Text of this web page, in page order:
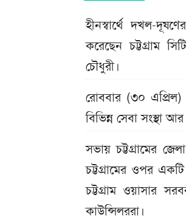
হীনস্বার্থে দখল-
করেছেন চট্টগ্রাম
চৌধুরী।
রোববার (৩০
বিভিন্ন সেবা সংস্থা
সভায় চট্টগ্রামের
চট্টগ্রামের ওপর
চট্টগ্রাম ওয়াসার
কাউন্সিলররা।